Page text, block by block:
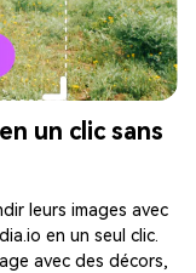
un clic sans
leurs images avec
en un seul clic.
avec des décors,